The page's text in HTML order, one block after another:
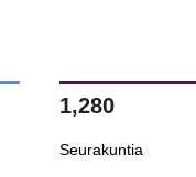
1,280
Seurakuntia